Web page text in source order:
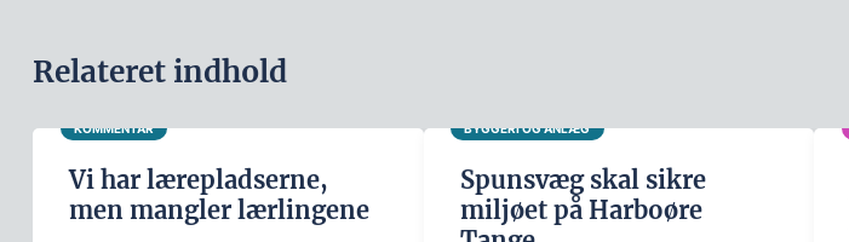
Relateret indhold
KOMMENTAR
Vi har lærepladserne,
men mangler lærlingene
BYGGERI OG ANLÆG
Spunsvæg skal sikre
miljøet på Harboøre